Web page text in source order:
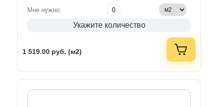
Мне нужно:
Укажите количество
1 519.00 руб. (м2)